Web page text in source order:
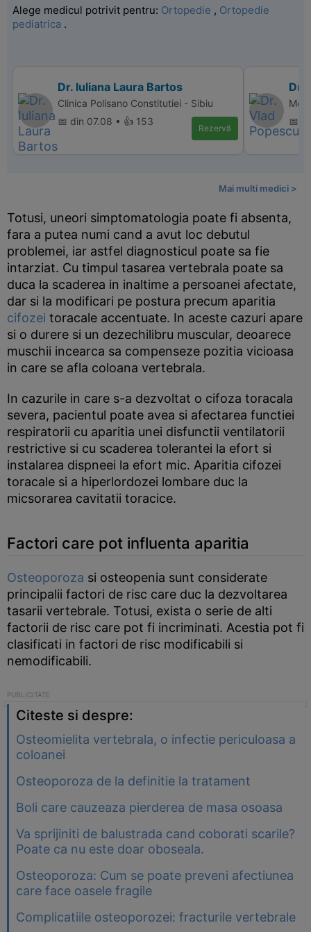
Alege medicul potrivit pentru: Ortopedie , Ortopedie
pediatrica .
Dr. Iuliana Laura Bartos
Clinica Polisano Constitutiei - Sibiu
📅 din 07.08 • 👍 153
Rezervă
Dr.
📅
Mai multi medici >
Totusi, uneori simptomatologia poate fi absenta,
fara a putea numi cand a avut loc debutul
problemei, iar astfel diagnosticul poate sa fie
intarziat. Cu timpul tasarea vertebrala poate sa
duca la scaderea in inaltime a persoanei afectate,
dar si la modificari pe postura precum aparitia
cifozei toracale accentuate. In aceste cazuri apare
si o durere si un dezechilibru muscular, deoarece
muschii incearca sa compenseze pozitia vicioasa
in care se afla coloana vertebrala.
In cazurile in care s-a dezvoltat o cifoza toracala
severa, pacientul poate avea si afectarea functiei
respiratorii cu aparitia unei disfunctii ventilatorii
restrictive si cu scaderea tolerantei la efort si
instalarea dispneei la efort mic. Aparitia cifozei
toracale si a hiperlordozei lombare duc la
micsorarea cavitatii toracice.
Factori care pot influenta aparitia
Osteoporoza si osteopenia sunt considerate
principalii factori de risc care duc la dezvoltarea
tasarii vertebrale. Totusi, exista o serie de alti
factorii de risc care pot fi incriminati. Acestia pot fi
clasificati in factori de risc modificabili si
nemodificabili.
Citeste si despre:
Osteomielita vertebrala, o infectie periculoasa a
coloanei
Osteoporoza de la definitie la tratament
Boli care cauzeaza pierderea de masa osoasa
Va sprijiniti de balustrada cand coborati scarile?
Poate ca nu este doar oboseala.
Osteoporoza: Cum se poate preveni afectiunea
care face oasele fragile
Complicatiile osteoporozei: fracturile vertebrale